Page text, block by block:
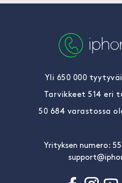
Yli 650 000
Tarvikkeet 514 eri
50 684 varastossa
Yrityksen numero: